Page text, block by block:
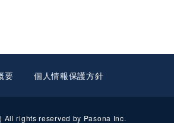
All rights reserved by Pasona Inc.
要 個人情報保護方針